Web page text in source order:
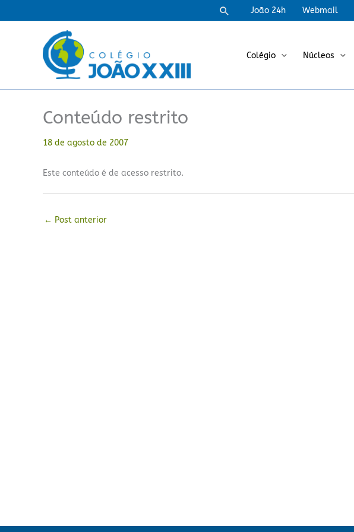
para
PesquisarJoão 24h Webmail
Colégio Núcleos
Conteúdo restrito
18 de agosto de 2007
Este conteúdo é de acesso restrito.
← Post anterior